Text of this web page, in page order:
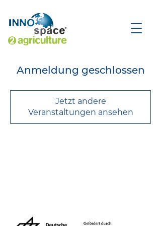
Anmeldung geschlossen
Jetzt andere
Veranstaltungen ansehen